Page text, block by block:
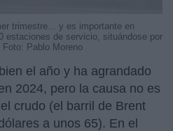
trimestre... y es importante en
estaciones de servicio, situándose por
Pablo Moreno
el año y ha agrandado
2024, pero la causa no es
crudo (el barril de Brent
a unos 65). En el